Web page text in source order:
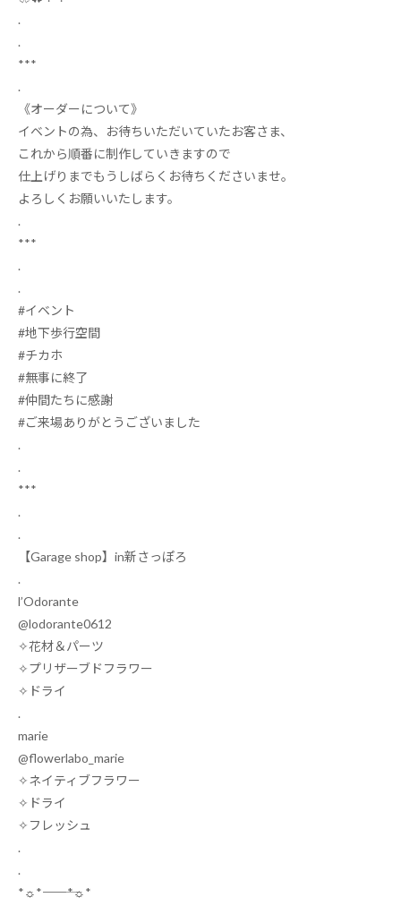
.
.
***
.
《オーダーについて》
イベントの為、お待ちいただいていたお客さま、
これから順番に制作していきますので
仕上げりまでもうしばらくお待ちくださいませ。
よろしくお願いいたします‍。
.
***
.
.
#イベント
#地下歩行空間
#チカホ
#無事に終了
#仲間たちに感謝
#ご来場ありがとうございました
.
.
***
.
.
【Garage shop】 in新さっぽろ
.
l’Odorante
@lodorante0612
✧花材＆パーツ
✧プリザーブドフラワー
✧ ドライ
.
marie
@flowerlabo_marie
✧ネイティブフラワー
✧ ドライ
✧ フレッシュ
.
.
*☼*―――――*☼*